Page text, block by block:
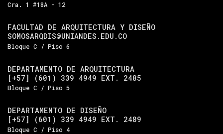
Cra. 1 #18A - 12
FACULTAD DE ARQUITECTURA Y DISEÑO
SOMOSARQDIS@UNIANDES.EDU.CO
Bloque C / Piso 6
DEPARTAMENTO DE ARQUITECTURA
[+57] (601) 339 4949 EXT. 2485
Bloque C / Piso 5
DEPARTAMENTO DE DISEÑO
[+57] (601) 339 4949 EXT. 2489
Bloque C / Piso 4